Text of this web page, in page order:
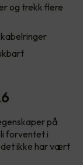
og trekk flere
på
forventet i
det ikke har vært